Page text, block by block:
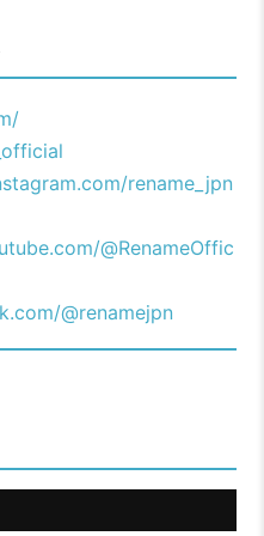
rename_jpn
@RenameOffic
@renamejpn